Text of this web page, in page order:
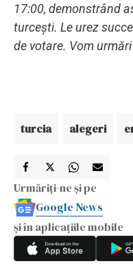
17:00, demonstrând
turcești. Le urez
de votare. Vom
turcia alegeri
Urmăriți-ne și pe
Google News
și în aplicațiile mobile